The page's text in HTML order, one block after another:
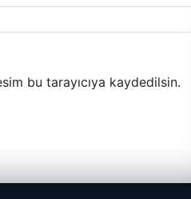
bu tarayıcıya kaydedilsin.